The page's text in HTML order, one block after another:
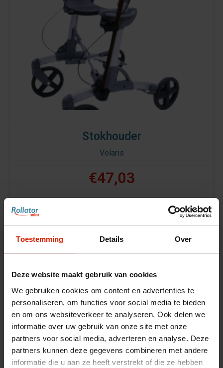
Toestemming Details Over
Deze website maakt gebruik van cookies
We gebruiken cookies om content en advertenties te
personaliseren, om functies voor social media te bieden
en om ons websiteverkeer te analyseren. Ook delen we
informatie over uw gebruik van onze site met onze
partners voor social media, adverteren en analyse. Deze
partners kunnen deze gegevens combineren met andere
informatie die u aan ze heeft verstrekt of die ze hebben
Stokhouder
Volaris
€47,03